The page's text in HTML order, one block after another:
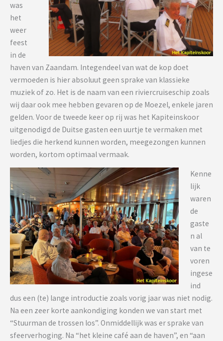
was
het
weer
feest
in de
haven van Zaandam. Integendeel van wat de kop doet
vermoeden is hier absoluut geen sprake van klassieke
muziek of zo. Het is de naam van een riviercruiseschip zoals
wij daar ook mee hebben gevaren op de Moezel, enkele jaren
gelden. Voor de tweede keer op rij was het Kapiteinskoor
uitgenodigd de Duitse gasten een uurtje te vermaken met
liedjes die herkend kunnen worden, meegezongen kunnen
worden, kortom optimaal vermaak.
Kenne
lijk
waren
de
gaste
n al
van te
voren
ingese
ind
dus een (te) lange introductie zoals vorig jaar was niet nodig.
Na een zeer korte aankondiging konden we van start met
“Stuurman de trossen los”. Onmiddellijk was er sprake van
sfeerverhoging. Na “het kleine café aan de haven”, en “aan